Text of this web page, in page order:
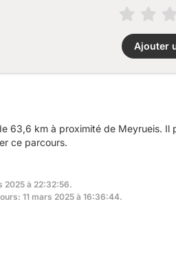
Ajouter
63,6 km à proximité de Meyrueis.
ce parcours.
2025 à 22:32:56.
11 mars 2025 à 16:36:44.